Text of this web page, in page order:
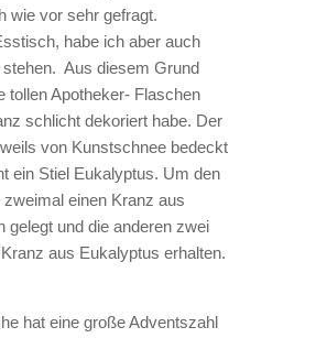
wie vor sehr gefragt.
habe ich aber auch
Aus diesem Grund
tollen Apotheker- Flaschen
schlicht dekoriert habe. Der
von Kunstschnee bedeckt
ein Stiel Eukalyptus. Um den
einen Kranz aus
gelegt und die anderen zwei
aus Eukalyptus erhalten.
hat eine große Adventszahl